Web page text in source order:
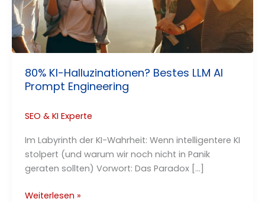
80% KI-Halluzinationen? Bestes LLM AI
Prompt Engineering
SEO & KI Experte
Im Labyrinth der KI-Wahrheit: Wenn intelligentere KI
stolpert (und warum wir noch nicht in Panik
geraten sollten) Vorwort: Das Paradox […]
80%
Weiterlesen »